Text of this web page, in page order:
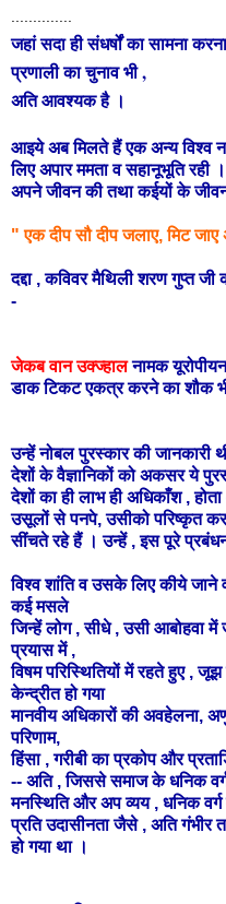
जहां सदा ही संधर्षों का सामना
प्रणाली का चुनाव भी ,
अति आवश्यक है ।
आइये अब मिलते हैं एक अन्य विश्व
लिए अपार ममता व सहानूभूति
अपने जीवन की तथा कईयों के जीवन
" एक दीप सौ दीप जलाए, मिट जाए
दद्दा , कविवर मैथिली शरण गुप्त
-
जेकब वान उक्ज्हालनामक
डाक टिकट एकत्र करने का शौक
उन्हें नोबल पुरस्कार की जानकारी
देशों के वैज्ञानिकों को अकसर ये
देशों का ही लाभ ही अधिकाँश ,
उसूलों से पनपे, उसीको परिष्कृत
सींचते रहे हैं । उन्हें , इस पूरे प्रबंधन
विश्व शांति व उसके लिए कीये जाने
कई मसले
जिन्हें लोग , सीधे , उसी आबोहवा
प्रयास में ,
विषम परिस्थितियों में रहते हुए ,
केन्द्रीत हो गया
मानवीय अधिकारों की अवहेलना,
परिणाम,
हिंसा , गरीबी का प्रकोप और
-- अति , जिससे समाज के धनिक
मनस्थिति और अप व्यय , धनिक वर्ग
प्रति उदासीनता जैसे , अति गंभीर
हो गया था ।